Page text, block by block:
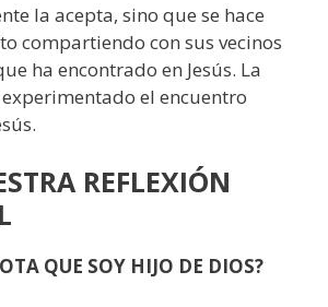
la acepta, sino que se hace
compartiendo con sus vecinos
ha encontrado en Jesús. La
el encuentro
REFLEXIÓN
QUE SOY HIJO DE DIOS?